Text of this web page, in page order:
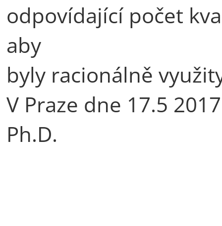
odpovídající počet
aby
byly racionálně
V Praze dne 17.5
Ph.D.